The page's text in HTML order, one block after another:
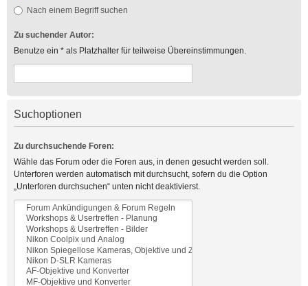
Nach einem Begriff suchen
Zu suchender Autor:
Benutze ein * als Platzhalter für teilweise Übereinstimmungen.
Suchoptionen
Zu durchsuchende Foren:
Wähle das Forum oder die Foren aus, in denen gesucht werden soll.
Unterforen werden automatisch mit durchsucht, sofern du die Option
„Unterforen durchsuchen“ unten nicht deaktivierst.